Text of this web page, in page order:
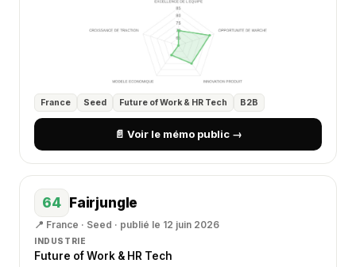
France Seed Future of Work & HR Tech B2B
📄 Voir le mémo public →
64 Fairjungle
📍 France · Seed · publié le 12 juin 2026
INDUSTRIE
Future of Work & HR Tech